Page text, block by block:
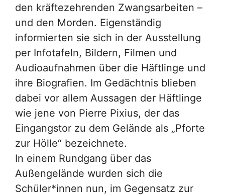
den kräftezehrenden Zwangsarbeiten –
und den Morden. Eigenständig
informierten sie sich in der Ausstellung
per Infotafeln, Bildern, Filmen und
Audioaufnahmen über die Häftlinge und
ihre Biografien. Im Gedächtnis blieben
dabei vor allem Aussagen der Häftlinge
wie jene von Pierre Pixius, der das
Eingangstor zu dem Gelände als „Pforte
zur Hölle“ bezeichnete.
In einem Rundgang über das
Außengelände wurden sich die
Schüler*innen nun, im Gegensatz zur